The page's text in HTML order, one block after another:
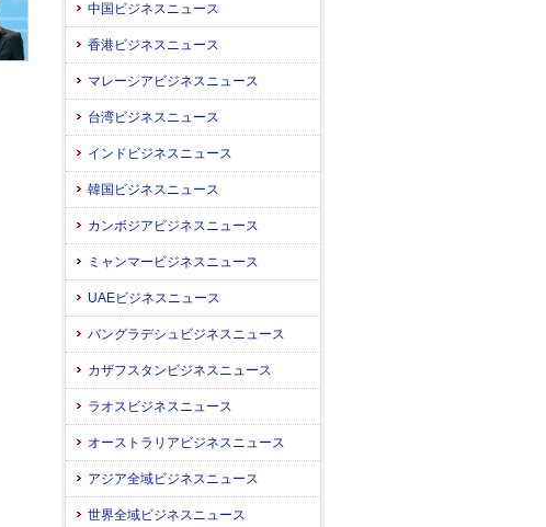
中国ビジネスニュース
香港ビジネスニュース
マレーシアビジネスニュース
台湾ビジネスニュース
インドビジネスニュース
韓国ビジネスニュース
カンボジアビジネスニュース
ミャンマービジネスニュース
UAEビジネスニュース
バングラデシュビジネスニュース
カザフスタンビジネスニュース
ラオスビジネスニュース
オーストラリアビジネスニュース
アジア全域ビジネスニュース
世界全域ビジネスニュース